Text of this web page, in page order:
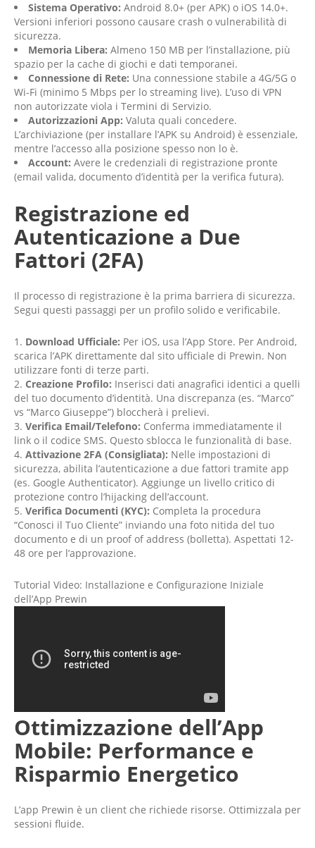
Sistema Operativo: Android 8.0+ (per APK) o iOS 14.0+.
Versioni inferiori possono causare crash o vulnerabilità di
sicurezza.
Memoria Libera: Almeno 150 MB per l’installazione, più
spazio per la cache di giochi e dati temporanei.
Connessione di Rete: Una connessione stabile a 4G/5G o
Wi-Fi (minimo 5 Mbps per lo streaming live). L’uso di VPN
non autorizzate viola i Termini di Servizio.
Autorizzazioni App: Valuta quali concedere.
L’archiviazione (per installare l’APK su Android) è essenziale,
mentre l’accesso alla posizione spesso non lo è.
Account: Avere le credenziali di registrazione pronte
(email valida, documento d’identità per la verifica futura).
Registrazione ed
Autenticazione a Due
Fattori (2FA)
Il processo di registrazione è la prima barriera di sicurezza.
Segui questi passaggi per un profilo solido e verificabile.
Download Ufficiale: Per iOS, usa l’App Store. Per Android,
scarica l’APK direttamente dal sito ufficiale di Prewin. Non
utilizzare fonti di terze parti.
Creazione Profilo: Inserisci dati anagrafici identici a quelli
del tuo documento d’identità. Una discrepanza (es. “Marco”
vs “Marco Giuseppe”) bloccherà i prelievi.
Verifica Email/Telefono: Conferma immediatamente il
link o il codice SMS. Questo sblocca le funzionalità di base.
Attivazione 2FA (Consigliata): Nelle impostazioni di
sicurezza, abilita l’autenticazione a due fattori tramite app
(es. Google Authenticator). Aggiunge un livello critico di
protezione contro l’hijacking dell’account.
Verifica Documenti (KYC): Completa la procedura
“Conosci il Tuo Cliente” inviando una foto nitida del tuo
documento e di un proof of address (bolletta). Aspettati 12-
48 ore per l’approvazione.
Tutorial Video: Installazione e Configurazione Iniziale
dell’App Prewin
Ottimizzazione dell’App
Mobile: Performance e
Risparmio Energetico
L’app Prewin è un client che richiede risorse. Ottimizzala per
sessioni fluide.